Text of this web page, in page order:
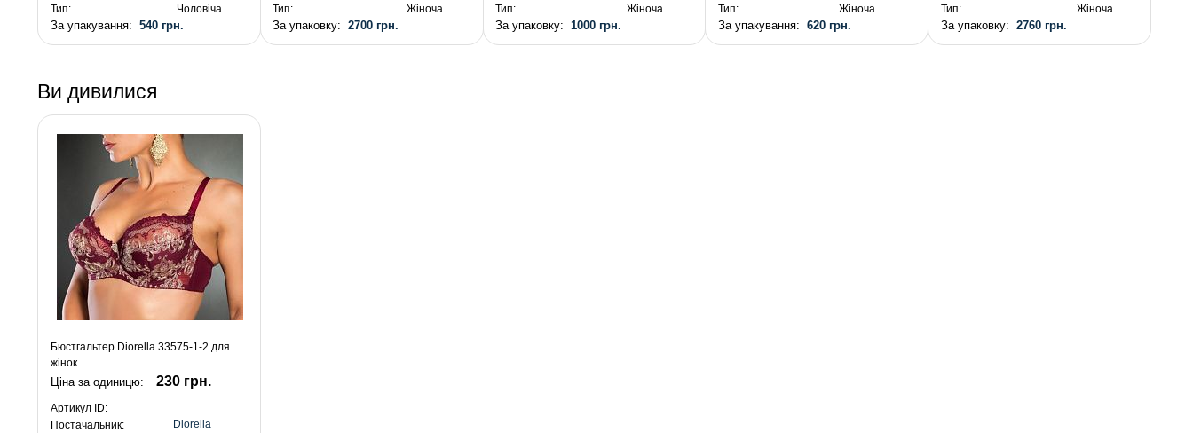
Тип:
Чоловіча
За упакування: 540 грн.
Тип:
Жіноча
За упаковку:2700 грн.
Тип:
Жіноча
За упаковку:1000 грн.
Тип:
Жіноча
За упакування: 620 грн.
Тип:
Жіноча
За упаковку: 2760 грн.
Ви дивилися
Бюстгальтер Diorella 33575-1-2 для
жінок
Ціна за одиницю: 230 грн.
Артикул ID:
Постачальник:
Diorella